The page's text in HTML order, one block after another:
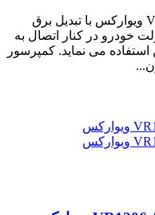
پمپ باد فندکی دو سیلندر VR1207 ACT ویوارکس با تبدیل برق
با قابلیت استفاده از نیروی 12 ولت خودرو در کنار اتصال به
می نماید. کمپرسور